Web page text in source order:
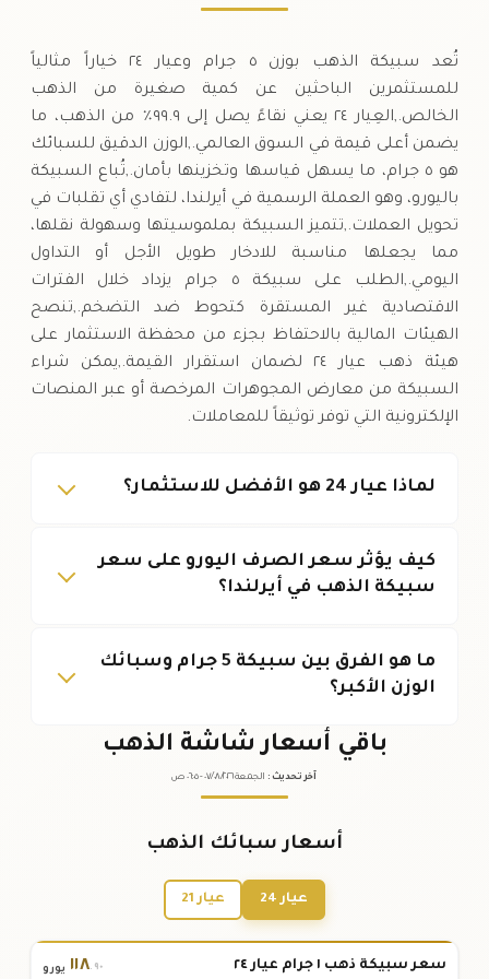
تُعد سبيكة الذهب بوزن ٥ جرام وعيار ٢٤ خياراً مثالياً
للمستثمرين الباحثين عن كمية صغيرة من الذهب
الخالص.,العِيار ٢٤ يعني نقاءً يصل إلى ٩٩.٩٪ من الذهب، ما
يضمن أعلى قيمة في السوق العالمي.,الوزن الدقيق للسبائك
هو ٥ جرام، ما يسهل قياسها وتخزينها بأمان.,تُباع السبيكة
باليورو، وهو العملة الرسمية في أيرلندا، لتفادي أي تقلبات في
تحويل العملات.,تتميز السبيكة بملموسيتها وسهولة نقلها،
مما يجعلها مناسبة للادخار طويل الأجل أو التداول
اليومي.,الطلب على سبيكة ٥ جرام يزداد خلال الفترات
الاقتصادية غير المستقرة كتحوط ضد التضخم.,تنصح
الهيئات المالية بالاحتفاظ بجزء من محفظة الاستثمار على
هيئة ذهب عيار ٢٤ لضمان استقرار القيمة.,يمكن شراء
السبيكة من معارض المجوهرات المرخصة أو عبر المنصات
الإلكترونية التي توفر توثيقاً للمعاملات.
لماذا عيار 24 هو الأفضل للاستثمار؟
كيف يؤثر سعر الصرف اليورو على سعر
سبيكة الذهب في أيرلندا؟
ما هو الفرق بين سبيكة 5 جرام وسبائك
الوزن الأكبر؟
باقي أسعار شاشة الذهب
آخر تحديث : الجمعة ٠٧ /٠٨/٢٠٢٦ - ٠٦:٠٥ ص
أسعار سبائك الذهب
عيار 24 عيار 21
سعر سبيكة ذهب ١ جرام عيار ٢٤ ١١٨.٩٠ يورو